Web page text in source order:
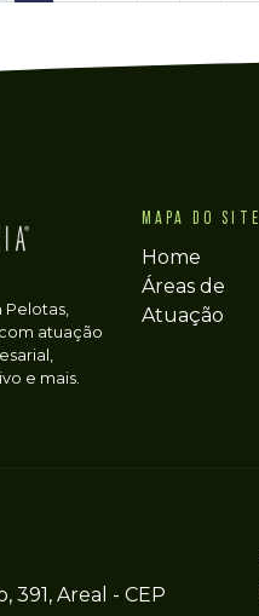
Pelotas,
atuação
e mais.
MAPA DO SITE
Home
Áreas de
Atuação
391, Areal - CEP